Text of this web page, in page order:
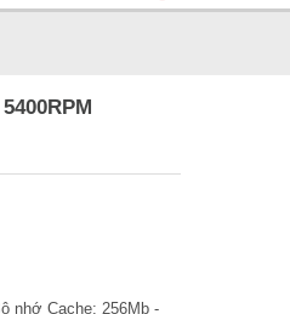
nhớ Cache: 256Mb -